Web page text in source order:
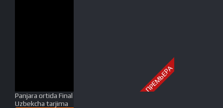
ПРЕМЬЕРА
Panjara ortida Final so'ngi qism O'zbek tilida 2009
Uzbekcha tarjima